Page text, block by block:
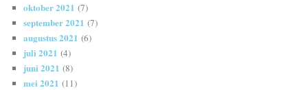
oktober 2021 (7)
september 2021 (7)
augustus 2021 (6)
juli 2021 (4)
juni 2021 (8)
mei 2021 (11)